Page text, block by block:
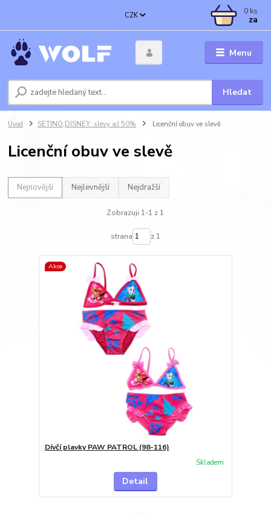
Menu
CZK
Hledat
0 ks
za
Úvod SETINO,DISNEY: slevy až 50% Licenční obuv ve slevě
Licenční obuv ve slevě
Nejnovější Nejlevnější Nejdražší
Zobrazuji 1-1 z 1
strana z 1
Akce
Dívčí plavky PAW PATROL (98-116)
Skladem
Detail